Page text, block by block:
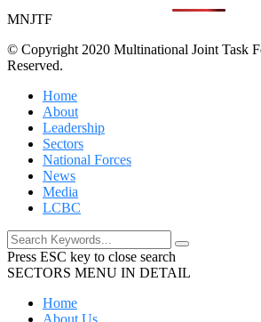
MNJTF
© Copyright 2020 Multinational Joint Task
Reserved.
Home
About
Leadership
Sectors
National Forces
News
Media
LCBC
Press ESC key to close search
SECTORS MENU IN DETAIL
Home